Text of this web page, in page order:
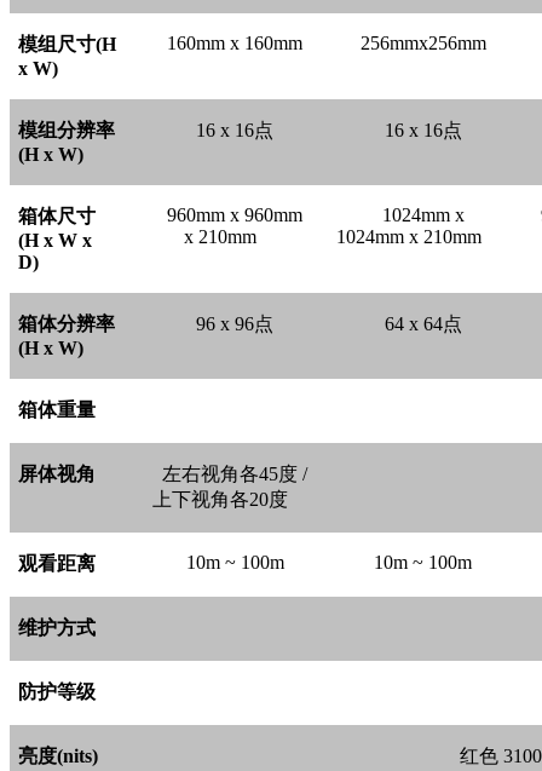
模组尺寸(H
x W)
160mm x 160mm 256mmx256mm
模组分辨率
(H x W)
16 x 16点 16 x 16点
箱体尺寸
(H x W x
D)
960mm x 960mm
x 210mm
1024mm x
1024mm x 210mm
箱体分辨率
(H x W)
96 x 96点 64 x 64点
箱体重量
屏体视角
左右视角各45度 /
上下视角各20度
观看距离 10m ~ 100m 10m ~ 100m
维护方式
防护等级
亮度(nits) 红色